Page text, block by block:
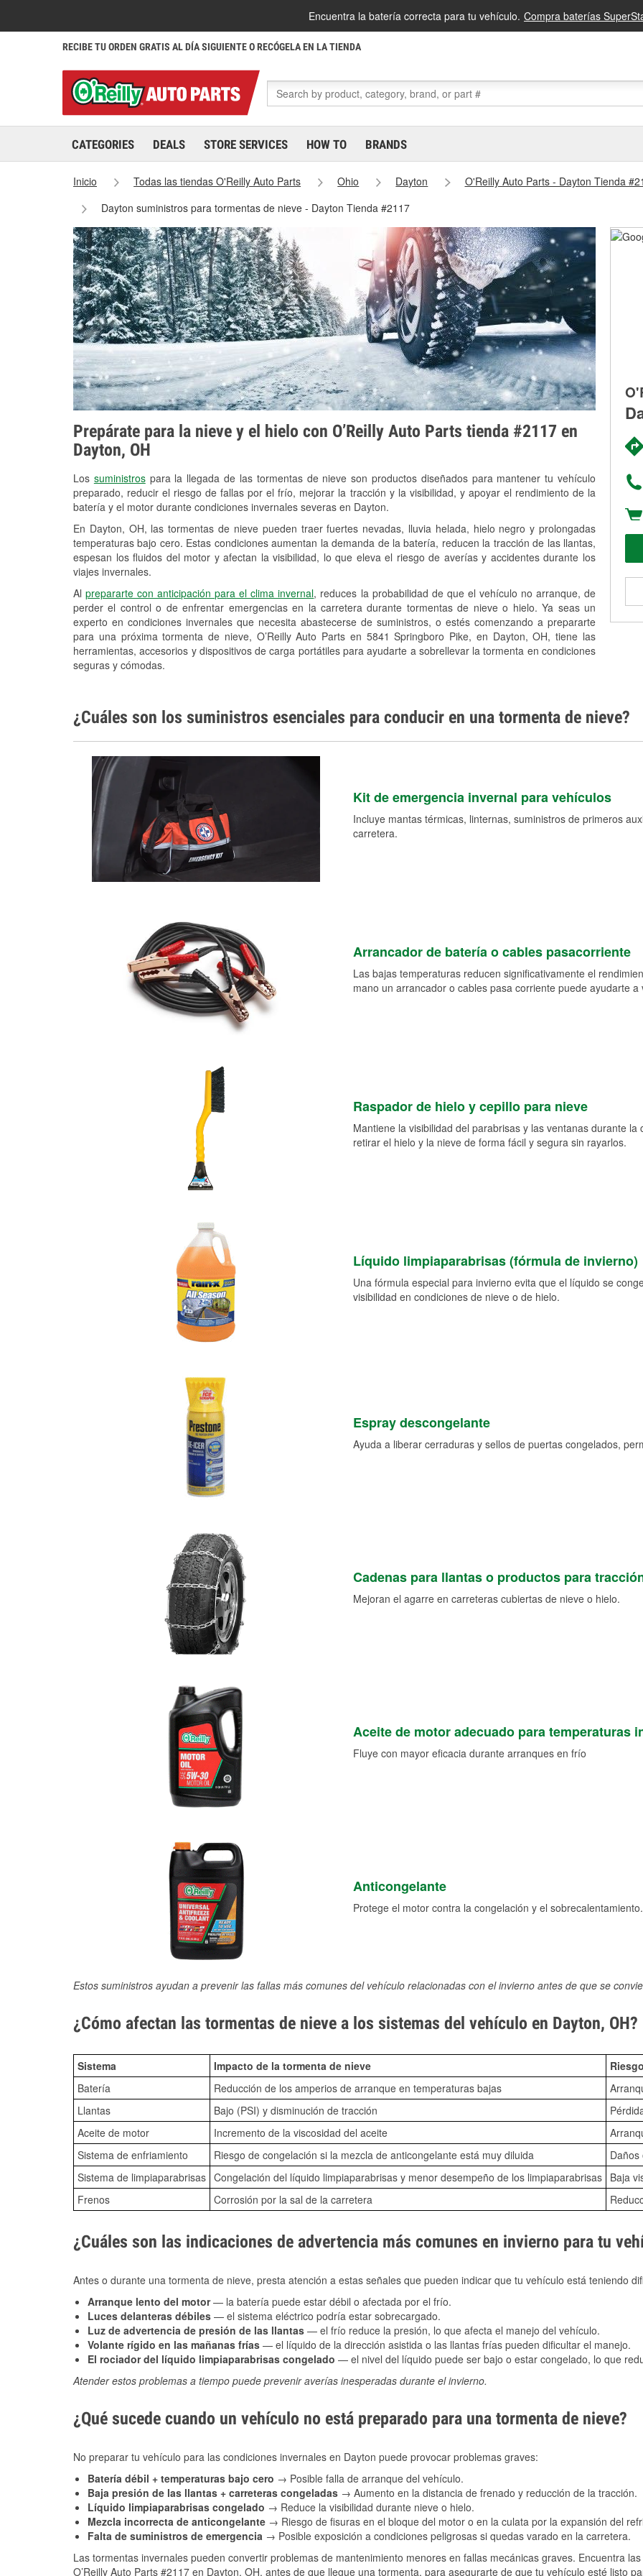
Encuentra la batería correcta para tu vehículo. Compra baterías
RECIBE TU ORDEN GRATIS AL DÍA SIGUIENTE O RECÓGELA EN LA TIENDA
CATEGORIES DEALS STORE SERVICES HOW TO BRANDS
Inicio Todas las tiendas O'Reilly Auto Parts Ohio Dayton
O'Reilly Auto Parts - Dayton Tienda
Dayton suministros para tormentas de nieve - Dayton Tienda #2117
Prepárate para la nieve y el hielo con O’Reilly Auto Parts tienda #2117 en
Dayton, OH
Los suministrospara la llegada de las tormentas de nieve son productos diseñados para mantener tu vehículo
preparado, reducir el riesgo de fallas por el frío, mejorar la tracción y la visibilidad, y apoyar el rendimiento de la
batería y el motor durante condiciones invernales severas en Dayton.
En Dayton, OH, las tormentas de nieve pueden traer fuertes nevadas, lluvia helada, hielo negro y prolongadas
temperaturas bajo cero. Estas condiciones aumentan la demanda de la batería, reducen la tracción de las llantas,
espesan los fluidos del motor y afectan la visibilidad, lo que eleva el riesgo de averías y accidentes durante los
viajes invernales.
Alprepararte con anticipación para el clima invernal, reduces la probabilidad de que el vehículo no arranque, de
perder el control o de enfrentar emergencias en la carretera durante tormentas de nieve o hielo. Ya seas un
experto en condiciones invernales que necesita abastecerse de suministros, o estés comenzando a prepararte
para una próxima tormenta de nieve, O’Reilly Auto Parts en 5841 Springboro Pike, en Dayton, OH, tiene las
herramientas, accesorios y dispositivos de carga portátiles para ayudarte a sobrellevar la tormenta en condiciones
seguras y cómodas.
¿Cuáles son los suministros esenciales para conducir en una tormenta de nieve?
Kit de emergencia invernal para vehículos
Incluye mantas térmicas, linternas, suministros de primeros
carretera.
Arrancador de batería o cables pasacorriente
Las bajas temperaturas reducen significativamente el
mano un arrancador o cables pasa corriente puede ayudarte
Raspador de hielo y cepillo para nieve
Mantiene la visibilidad del parabrisas y las ventanas durante
retirar el hielo y la nieve de forma fácil y segura sin rayarlos.
Líquido limpiaparabrisas (fórmula de invierno)
Una fórmula especial para invierno evita que el líquido se
visibilidad en condiciones de nieve o de hielo.
Espray descongelante
Ayuda a liberar cerraduras y sellos de puertas congelados,
Cadenas para llantas o productos para
Mejoran el agarre en carreteras cubiertas de nieve o hielo.
Aceite de motor adecuado para temperaturas
Fluye con mayor eficacia durante arranques en frío
Anticongelante
Protege el motor contra la congelación y el sobrecalentamiento.
Estos suministros ayudan a prevenir las fallas más comunes del vehículo relacionadas con el invierno antes de que se
¿Cómo afectan las tormentas de nieve a los sistemas del vehículo en Dayton, OH?
Sistema Impacto de la tormenta de nieve
Batería
Reducción de los amperios de arranque en temperaturas bajas
Llantas
Bajo (PSI) y disminución de tracción
Aceite de motor
Incremento de la viscosidad del aceite
Sistema de enfriamiento
Riesgo de congelación si la mezcla de anticongelante está muy diluida
Sistema de limpiaparabrisas Congelación del líquido limpiaparabrisas y menor desempeño de los limpiaparabrisas Baja
Frenos
Corrosión por la sal de la carretera
¿Cuáles son las indicaciones de advertencia más comunes en invierno para tu
Antes o durante una tormenta de nieve, presta atención a estas señales que pueden indicar que tu vehículo está teniendo
Arranque lento del motor— la batería puede estar débil o afectada por el frío.
Luces delanteras débiles — el sistema eléctrico podría estar sobrecargado.
Luz de advertencia de presión de las llantas — el frío reduce la presión, lo que afecta el manejo del vehículo.
Volante rígido en las mañanas frías — el líquido de la dirección asistida o las llantas frías pueden dificultar el manejo.
El rociador del líquido limpiaparabrisas congelado — el nivel del líquido puede ser bajo o estar congelado, lo que
Atender estos problemas a tiempo puede prevenir averías inesperadas durante el invierno.
¿Qué sucede cuando un vehículo no está preparado para una tormenta de nieve?
No preparar tu vehículo para las condiciones invernales en Dayton puede provocar problemas graves:
Batería débil + temperaturas bajo cero → Posible falla de arranque del vehículo.
Baja presión de las llantas + carreteras congeladas → Aumento en la distancia de frenado y reducción de la tracción.
Líquido limpiaparabrisas congelado → Reduce la visibilidad durante nieve o hielo.
Mezcla incorrecta de anticongelante → Riesgo de fisuras en el bloque del motor o en la culata por la expansión del
Falta de suministros de emergencia → Posible exposición a condiciones peligrosas si quedas varado en la carretera.
Las tormentas invernales pueden convertir problemas de mantenimiento menores en fallas mecánicas graves. Encuentra
O’Reilly Auto Parts #2117 en Dayton, OH, antes de que llegue una tormenta, para asegurarte de que tu vehículo esté listo